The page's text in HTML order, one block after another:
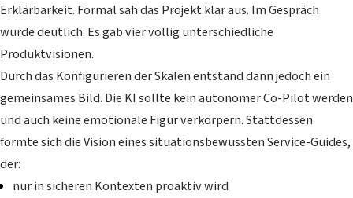
Erklärbarkeit. Formal sah das Projekt klar aus. Im Gespräch
wurde deutlich: Es gab vier völlig unterschiedliche
Produktvisionen.
Durch das Konfigurieren der Skalen entstand dann jedoch ein
gemeinsames Bild. Die KI sollte kein autonomer Co-Pilot werden
und auch keine emotionale Figur verkörpern. Stattdessen
formte sich die Vision eines situationsbewussten Service-Guides,
der:
nur in sicheren Kontexten proaktiv wird